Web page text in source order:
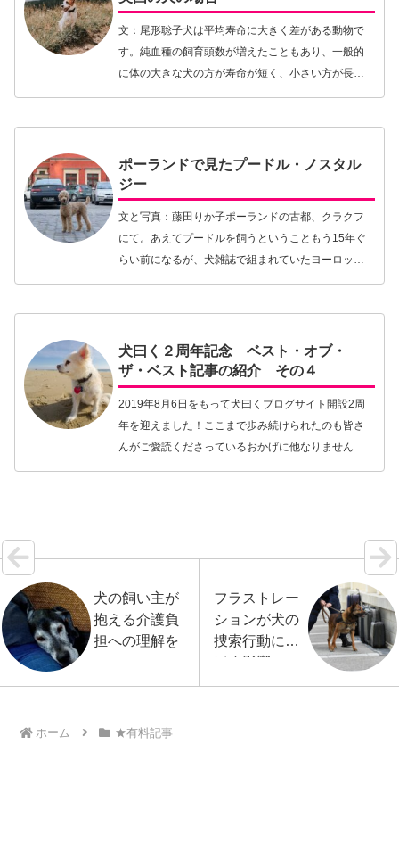
文：尾形聡子犬は平均寿命に大きく差がある動物で
す。純血種の飼育頭数が増えたこともあり、一般的
に体の大きな犬の方が寿命が短く、小さい方が長い
ポーランドで見たプードル・ノスタル
ジー
文と写真：藤田りか子ポーランドの古都、クラクフ
にて。あえてプードルを飼うということもう15年ぐ
らい前になるが、犬雑誌で組まれていたヨーロッパ
犬紀行の取材でポーランドを訪れたことがある。目
犬曰く２周年記念 ベスト・オブ・
ザ・ベスト記事の紹介 その４
2019年8月6日をもって犬曰くブログサイト開設2周
年を迎えました！ここまで歩み続けられたのも皆さ
んがご愛読くださっているおかげに他なりません。
今月8月は2周年記念月間として週に1度4週間に渡
犬の飼い主が
抱える介護負
担への理解を
フラストレー
ションが犬の
捜索行動に及
ぼす影響
ホーム ★有料記事